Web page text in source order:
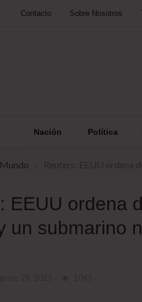
Contacto Sobre Nosotros
Nación Política
Mundo
EEUU ordena
un submarino